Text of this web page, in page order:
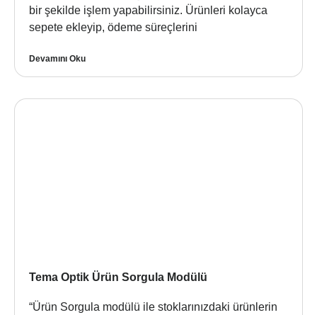
bir şekilde işlem yapabilirsiniz. Ürünleri kolayca
sepete ekleyip, ödeme süreçlerini
Devamını Oku
Tema Optik Ürün Sorgula Modülü
“Ürün Sorgula modülü ile stoklarınızdaki ürünlerin